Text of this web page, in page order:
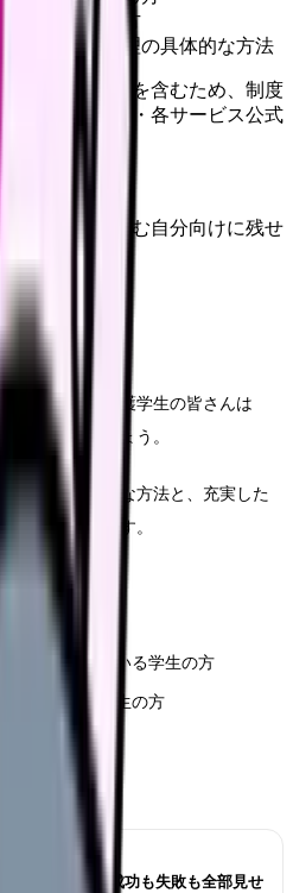
を見つけたい方
果的な時間管理の具体的な方法
影響する内容を含むため、制度
機関・勤務先・各サービス公式
さい。
僚やあとで読む自分向けに残せ
投稿文コピー
自己学習。看護学生の皆さんは
いることでしょう。
変える具体的な方法と、充実した
をご紹介します。
人
両立に悩んでいる学生の方
ている看護学生の方
じている方
けたい方
体験談12選｜成功も失敗も全部見せ